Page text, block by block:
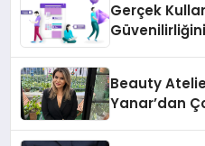
Gerçek
Güvenilirliğini
Beauty
Yanar’dan